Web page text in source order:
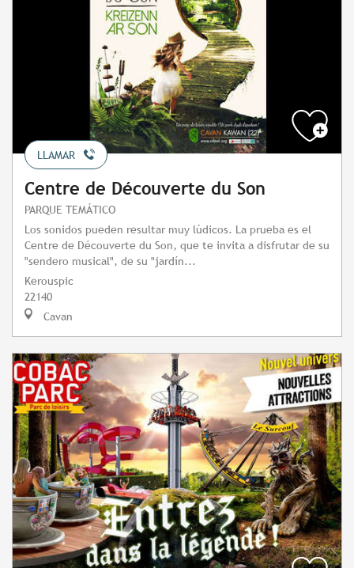
LLAMAR
Centre de Découverte du Son
PARQUE TEMÁTICO
Los sonidos pueden resultar muy lúdicos. La prueba es el
Centre de Découverte du Son, que te invita a disfrutar de su
"sendero musical", de su "jardín...
Kerouspic
22140
Cavan